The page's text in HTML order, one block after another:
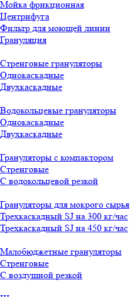
Мойка фрикционная
Центрифуга
Фильтр для моющей линии
Грануляция
Стренговые грануляторы
Однокаскадные
Двухкаскадные
Водокольцевые грануляторы
Однокаскадные
Двухкаскадные
Грануляторы с компактором
Стренговые
С водокольцевой резкой
Грануляторы для мокрого сырья
Трехкаскадный SJ на 300 кг/час
Трехкаскадный SJ на 450 кг/час
Малобюджетные грануляторы
Стренговые
С воздушной резкой